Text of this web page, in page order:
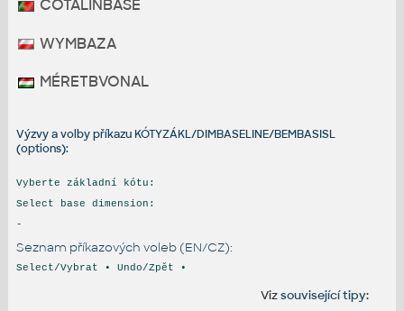
COTALINBASE
WYMBAZA
MÉRETBVONAL
Výzvy a volby příkazu KÓTYZÁKL/DIMBASELINE/BEMBASISL
(options):
Vyberte základní kótu:
Select base dimension:
-
Seznam příkazových voleb (EN/CZ):
Select/Vybrat • Undo/Zpět •
Vizsouvisející tipy: